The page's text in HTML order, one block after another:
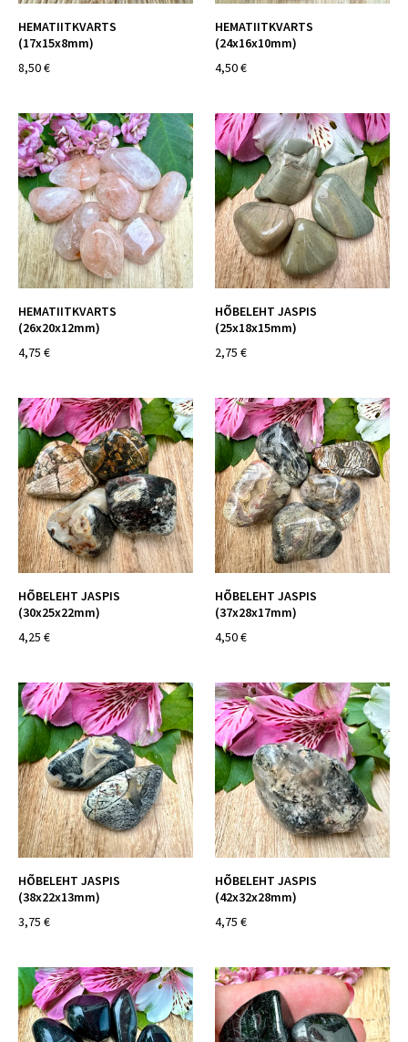
HEMATIITKVARTS
(17x15x8mm)
8,50 €
HEMATIITKVARTS
(24x16x10mm)
4,50 €
HEMATIITKVARTS
(26x20x12mm)
4,75 €
HÕBELEHT JASPIS
(25x18x15mm)
2,75 €
HÕBELEHT JASPIS
(30x25x22mm)
4,25 €
HÕBELEHT JASPIS
(37x28x17mm)
4,50 €
HÕBELEHT JASPIS
(38x22x13mm)
3,75 €
HÕBELEHT JASPIS
(42x32x28mm)
4,75 €